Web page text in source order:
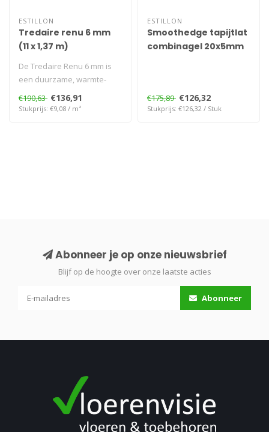
ESTILLON
Tredaire renu 6 mm
(11 x 1,37 m)
De Tredaire Renu 6 mm is
een duurzame, warmte-
isolerende ondervloer voor
tapijt,..
€190,63 €136,91
Stukprijs: €9,08 / m²
ESTILLON
Smoothedge tapijtlat
combinagel 20x5mm
€175,89 €126,32
Stukprijs: €126,32 / Stuk
Abonneer je op onze nieuwsbrief
Blijf op de hoogte over onze laatste acties
Abonneer